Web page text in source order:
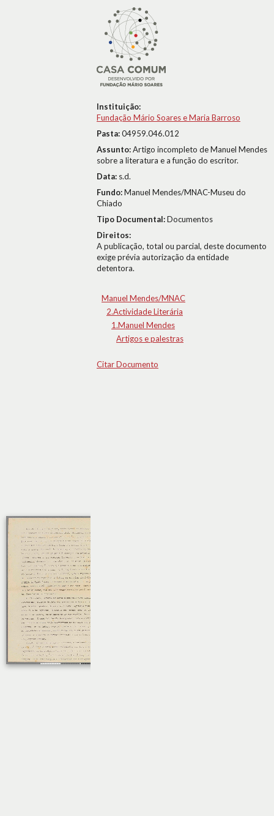
Instituição:
Fundação Mário Soares e Maria Barroso
Pasta:04959.046.012
Assunto:Artigo incompleto de Manuel Mendes
sobre a literatura e a função do escritor.
Data: s.d.
Fundo:Manuel Mendes/MNAC-Museu do
Chiado
Tipo Documental:Documentos
Direitos:
A publicação, total ou parcial, deste documento
exige prévia autorização da entidade
detentora.
Manuel Mendes/MNAC
2.Actividade Literária
1.Manuel Mendes
Artigos e palestras
Citar Documento